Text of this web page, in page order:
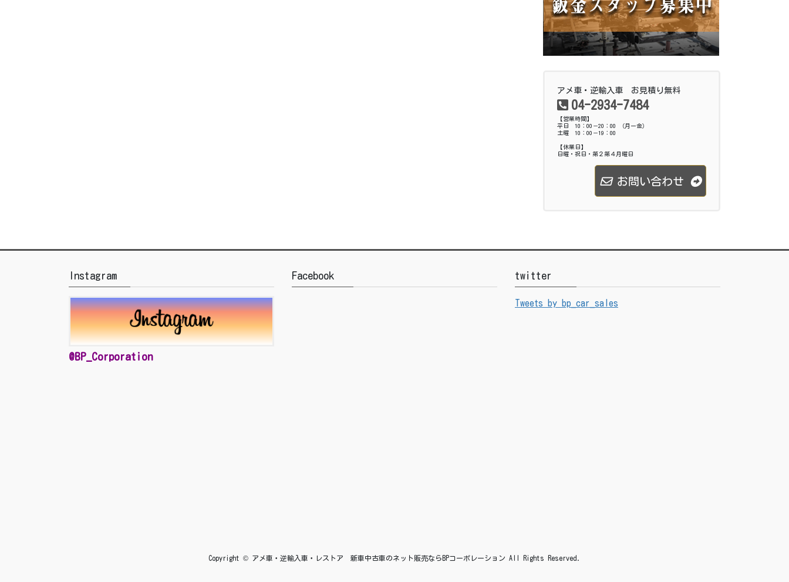
アメ車・逆輸入車 お見積り無料
04-2934-7484
【営業時間】
平日 10：00－20：00 （月ー金）
土曜 10：00－19：00
【休業日】
日曜・祝日・第２第４月曜日
お問い合わせ
Instagram
@BP_Corporation
Facebook twitter
Tweets by bp_car_sales
Copyright © アメ車・逆輸入車・レストア 新車中古車のネット販売ならBPコーポレーション All Rights Reserved.